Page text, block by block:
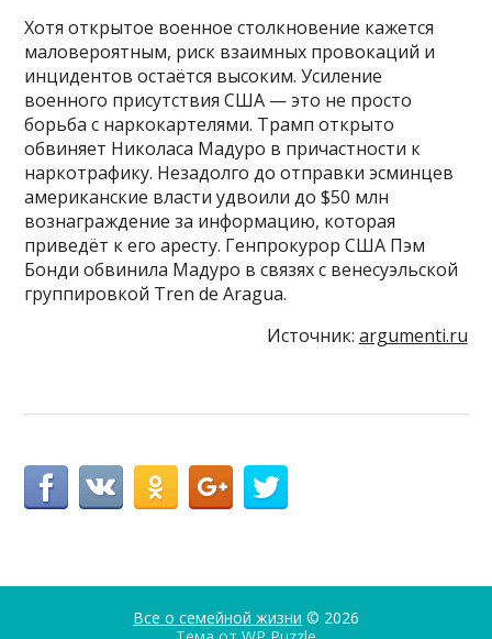
Хотя открытое военное столкновение кажется
маловероятным, риск взаимных провокаций и
инцидентов остаётся высоким. Усиление
военного присутствия США — это не просто
борьба с наркокартелями. Трамп открыто
обвиняет Николаса Мадуро в причастности к
наркотрафику. Незадолго до отправки эсминцев
американские власти удвоили до $50 млн
вознаграждение за информацию, которая
приведёт к его аресту. Генпрокурор США Пэм
Бонди обвинила Мадуро в связях с венесуэльской
группировкой Tren de Aragua.
Источник: argumenti.ru
Все о семейной жизни © 2026